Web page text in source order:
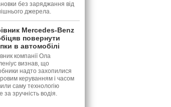
без заряджання від
джерела.
Mercedes-Benz
повернути
в автомобілі
компанії Ола
визнав, що
надто захопилися
керуванням і часом
саму технологію
за зручність водія.